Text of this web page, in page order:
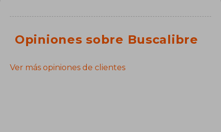
Opiniones sobre Buscalibre
Ver más opiniones de clientes